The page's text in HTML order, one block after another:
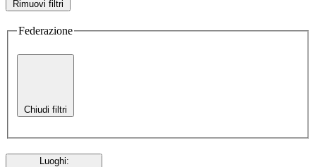
Rimuovi filtri
Federazione
Chiudi filtri
Luoghi: